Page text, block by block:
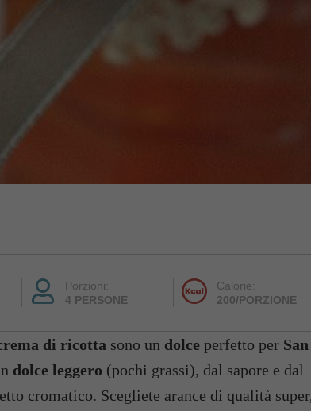
Porzioni:
4 PERSONE
Calorie:
200/PORZIONE
di ricotta sono un dolce perfetto per San
dolce leggero (pochi grassi), dal sapore e dal
cromatico. Scegliete arance di qualità